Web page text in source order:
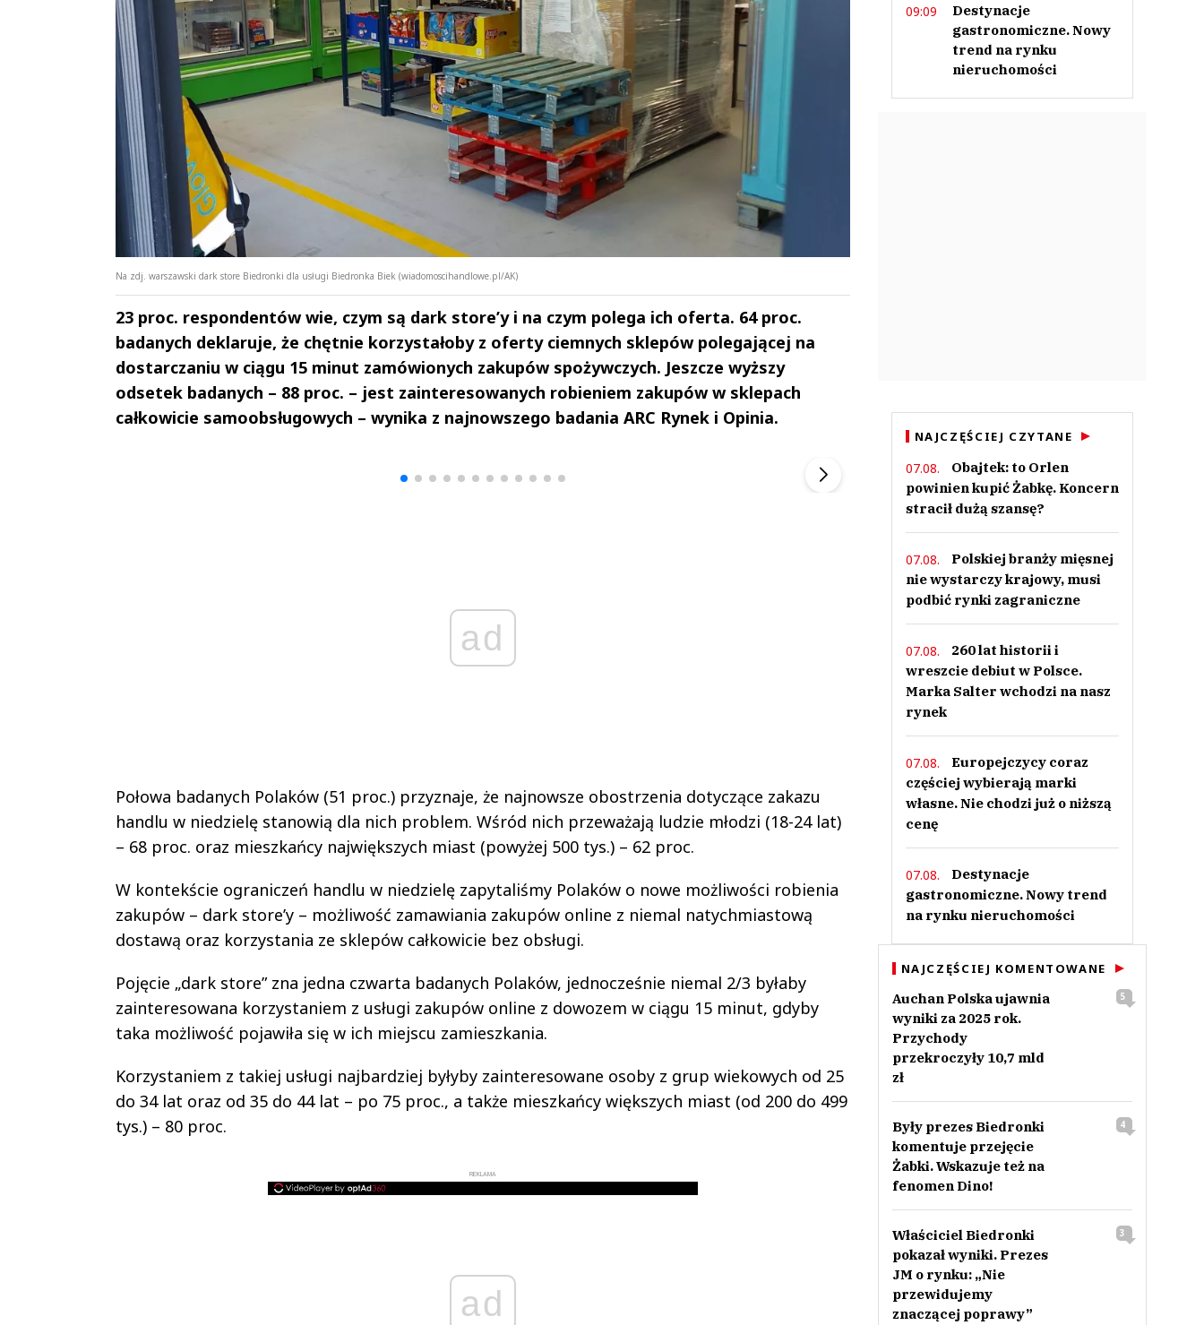
Na zdj. warszawski dark store Biedronki dla usługi Biedronka Biek (wiadomoscihandlowe.pl/AK)
23 proc. respondentów wie, czym są dark store’y i na czym polega ich oferta. 64 proc.
badanych deklaruje, że chętnie korzystałoby z oferty ciemnych sklepów polegającej na
dostarczaniu w ciągu 15 minut zamówionych zakupów spożywczych. Jeszcze wyższy
odsetek badanych – 88 proc. – jest zainteresowanych robieniem zakupów w sklepach
całkowicie samoobsługowych – wynika z najnowszego badania ARC Rynek i Opinia.
ad
Połowa badanych Polaków (51 proc.) przyznaje, że najnowsze obostrzenia dotyczące zakazu
handlu w niedzielę stanowią dla nich problem. Wśród nich przeważają ludzie młodzi (18-24 lat)
– 68 proc. oraz mieszkańcy największych miast (powyżej 500 tys.) – 62 proc.
W kontekście ograniczeń handlu w niedzielę zapytaliśmy Polaków o nowe możliwości robienia
zakupów – dark store’y – możliwość zamawiania zakupów online z niemal natychmiastową
dostawą oraz korzystania ze sklepów całkowicie bez obsługi.
Pojęcie „dark store” zna jedna czwarta badanych Polaków, jednocześnie niemal 2/3 byłaby
zainteresowana korzystaniem z usługi zakupów online z dowozem w ciągu 15 minut, gdyby
taka możliwość pojawiła się w ich miejscu zamieszkania.
Korzystaniem z takiej usługi najbardziej byłyby zainteresowane osoby z grup wiekowych od 25
do 34 lat oraz od 35 do 44 lat – po 75 proc., a także mieszkańcy większych miast (od 200 do 499
tys.) – 80 proc.
REKLAMA
ad
Andrzej i Marta
Marta i Andrzej
Szefem być Sezon 2 Marcin Przybysz
09:09
Destynacje
gastronomiczne. Nowy
trend na rynku
nieruchomości
NAJCZĘŚCIEJ CZYTANE
07.08.
Obajtek: to Orlen
powinien kupić Żabkę. Koncern
stracił dużą szansę?
07.08.
Polskiej branży mięsnej
nie wystarczy krajowy, musi
podbić rynki zagraniczne
07.08.
260 lat historii i
wreszcie debiut w Polsce.
Marka Salter wchodzi na nasz
rynek
07.08.
Europejczycy coraz
częściej wybierają marki
własne. Nie chodzi już o niższą
cenę
07.08.
Destynacje
gastronomiczne. Nowy trend
na rynku nieruchomości
NAJCZĘŚCIEJ KOMENTOWANE
Auchan Polska ujawnia
wyniki za 2025 rok.
Przychody
przekroczyły 10,7 mld
zł
5
Były prezes Biedronki
komentuje przejęcie
Żabki. Wskazuje też na
fenomen Dino!
4
Właściciel Biedronki
pokazał wyniki. Prezes
JM o rynku: „Nie
przewidujemy
znaczącej poprawy”
3